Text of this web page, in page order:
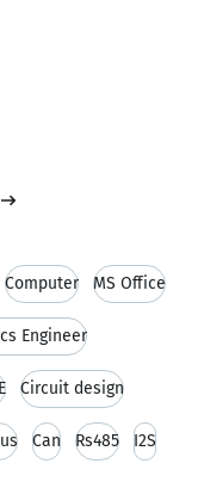
Computer MS Office
Engineer
Circuit design
Can Rs485 I2S